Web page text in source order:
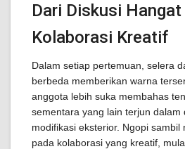
Dari Diskusi
Kolaborasi Kreatif
Dalam setiap pertemuan, selera
berbeda memberikan warna
anggota lebih suka membahas
sementara yang lain terjun dalam
modifikasi eksterior. Ngopi sambil
pada kolaborasi yang kreatif,